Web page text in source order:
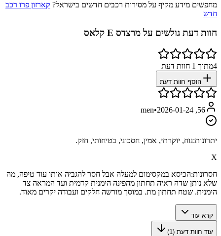
מחפשים מידע מקיף על מסירות רכבים חדשים בישראל? קארזון פרו רכב
חדש
חוות דעת גולשים על מרצדס E קלאס
4מתוך 1 חוות דעת
הוסף חוות דעת
56, men
•2026-01-24
יתרונות:נוח, יוקרתי, אמין, חסכוני, בטיחותי, חזק.
X
חסרונות:הכיסא במקסימום למעלה אבל חסר להגביה אותו עוד טיפה, מה
שלא נותן שדה ראיה תחתון מהפינה הימנית קדמית ועד המראה צד
הימנית. שטח תחתון מת. במוסך מורשה חלקים ועבודה יקרים מאוד.
קרא עוד
עוד חוות דעת ( 1
)